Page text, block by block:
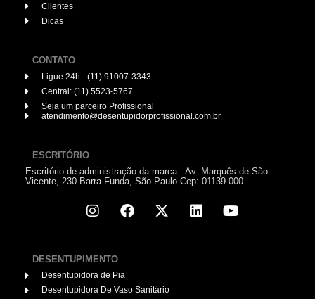
Clientes
Dicas
CONTATO
Ligue 24h - (11) 91007-3343
Central: (11) 5523-5767
Seja um parceiro Profissional
atendimento@desentupidorprofissional.com.br
ESCRITÓRIO
Escritório de administração da marca.: Av. Marquês de São
Vicente, 230 Barra Funda, São Paulo Cep: 01139-000
DESENTUPIMENTO
Desentupidora de Pia
Desentupidora De Vaso Sanitário